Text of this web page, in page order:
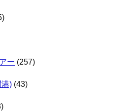
ー (257)
) (43)